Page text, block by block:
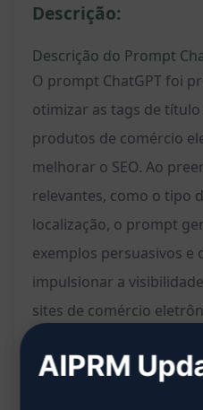
Descrição:
Descrição do Prompt
O prompt ChatGPT foi
otimizar as tags de
produtos de comércio
melhorar o SEO. Ao
relevantes, como o tipo
localização, o prompt
exemplos persuasivos e
impulsionar a
sites de comércio
qualificado e aumentar a
AIPRM